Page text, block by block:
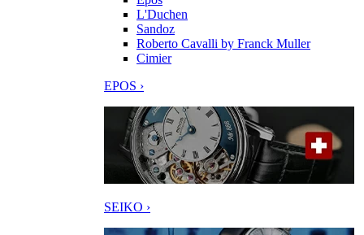
L'Duchen
Sandoz
Roberto Cavalli by Franck Muller
Cimier
EPOS ›
SEIKO ›